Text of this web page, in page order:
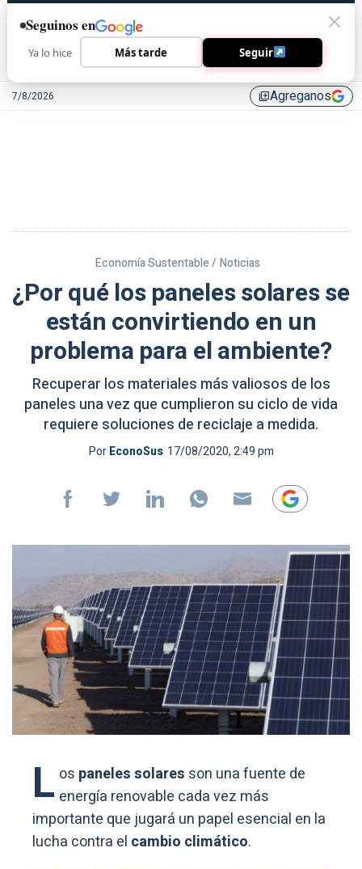
7/8/2026 library_addAgreganos
Economía Sustentable / Noticias
¿Por qué los paneles solares se
están convirtiendo en un
problema para el ambiente?
Recuperar los materiales más valiosos de los
paneles una vez que cumplieron su ciclo de vida
requiere soluciones de reciclaje a medida.
PorEconoSus 17/08/2020, 2:49 pm
L os paneles solares son una fuente de
energía renovable cada vez más
importante que jugará un papel esencial en la
lucha contra el cambio climático.
Seguinos en
Ya lo hice Más tarde Seguir